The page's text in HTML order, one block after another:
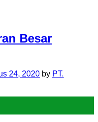
Besar
24, 2020 by PT.